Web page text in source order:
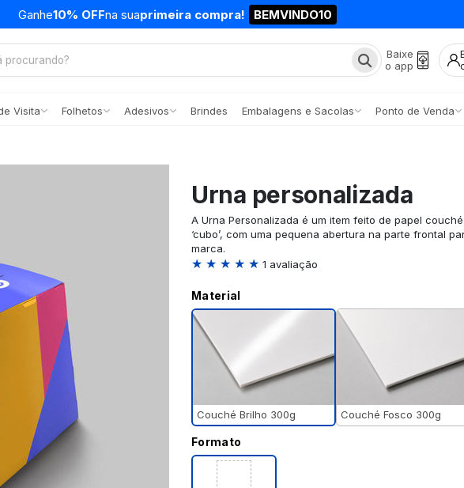
Ganhe10% OFFna suaprimeira compra! BEMVINDO10
Baixe
o app
Visita Folhetos Adesivos Brindes Embalagens e Sacolas Ponto de Venda
Urna personalizada
A Urna Personalizada é um item feito de papel
‘cubo’, com uma pequena abertura na parte frontal
marca.
★ ★ ★ ★ ★ 1 avaliação
Material
Couché Brilho 300g Couché Fosco 300g
Formato